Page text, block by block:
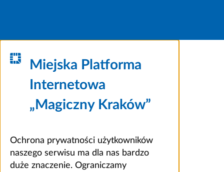
Miejska Platforma
Internetowa
„Magiczny Kraków”
Ochrona prywatności użytkowników
naszego serwisu ma dla nas bardzo
duże znaczenie. Ograniczamy